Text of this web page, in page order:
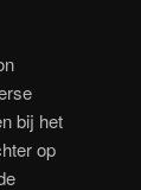
bij het
op